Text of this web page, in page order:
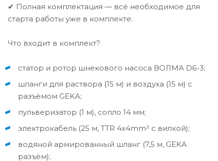
✔ Полная комплектация — всё необходимое для
старта работы уже в комплекте.
Что входит в комплект?
статор и ротор шнекового насоса ВОЛМА D6-3;
шланги для раствора (15 м) и воздуха (15 м) с
разъёмом GEKA;
пульверизатор (1 м), сопло 14 мм;
электрокабель (25 м, TTR 4x4mm² с вилкой);
водяной армированный шланг (7,5 м, GEKA
разъём);